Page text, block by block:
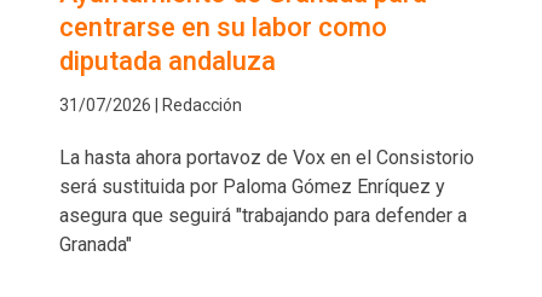
centrarse en su labor como
diputada andaluza
31/07/2026 | Redacción
La hasta ahora portavoz de Vox en el Consistorio
será sustituida por Paloma Gómez Enríquez y
asegura que seguirá "trabajando para defender a
Granada"